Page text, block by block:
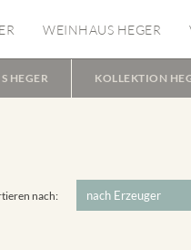
WEINHAUS HEGER
HEGER KOLLEKTION
nach: